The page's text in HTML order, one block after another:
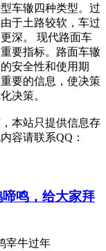
车辙四种类型。过
于土路较软，车过
深。 现代路面车
要指标。路面车辙
安全性和使用期
要的信息，使决策
决策。
本站只提供信息存
容请联系QQ：
鸣，给大家拜
宰牛过年